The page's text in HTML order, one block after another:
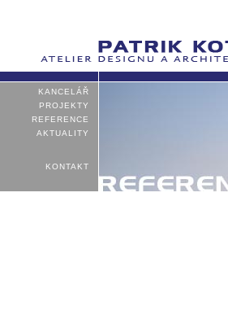
KANCELÁŘ
PROJEKTY
REFERENCE
AKTUALITY
KONTAKT